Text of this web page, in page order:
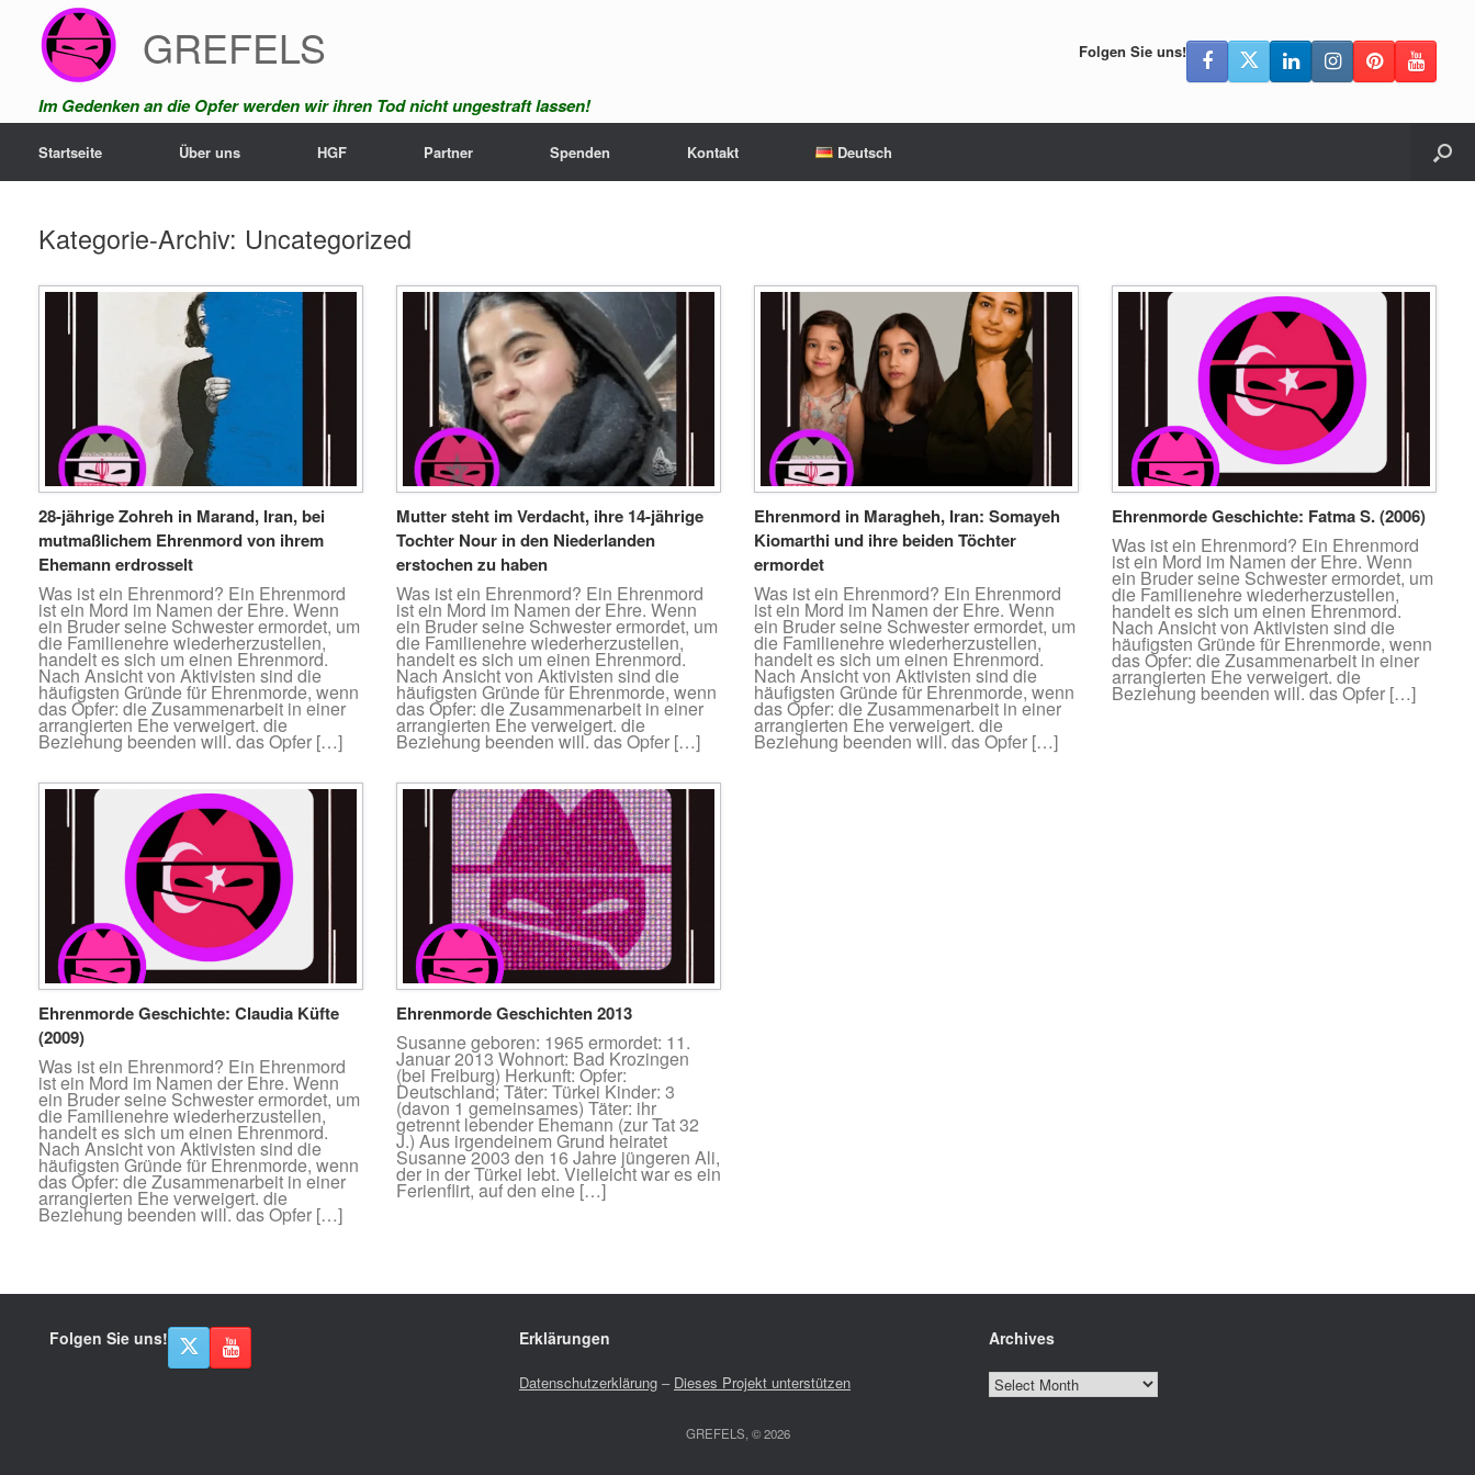
springen
GREFELS
Im Gedenken an die Opfer werden wir ihren Tod nicht ungestraft lassen!
Folgen Sie uns!
Startseite Über uns HGF Partner Spenden Kontakt Deutsch
Kategorie-Archiv: Uncategorized
28-jährige Zohreh in Marand, Iran, bei
mutmaßlichem Ehrenmord von ihrem
Ehemann erdrosselt
Was ist ein Ehrenmord? Ein Ehrenmord
ist ein Mord im Namen der Ehre. Wenn
ein Bruder seine Schwester ermordet, um
die Familienehre wiederherzustellen,
handelt es sich um einen Ehrenmord.
Nach Ansicht von Aktivisten sind die
häufigsten Gründe für Ehrenmorde, wenn
das Opfer: die Zusammenarbeit in einer
arrangierten Ehe verweigert. die
Beziehung beenden will. das Opfer […]
Mutter steht im Verdacht, ihre 14-jährige
Tochter Nour in den Niederlanden
erstochen zu haben
Was ist ein Ehrenmord? Ein Ehrenmord
ist ein Mord im Namen der Ehre. Wenn
ein Bruder seine Schwester ermordet, um
die Familienehre wiederherzustellen,
handelt es sich um einen Ehrenmord.
Nach Ansicht von Aktivisten sind die
häufigsten Gründe für Ehrenmorde, wenn
das Opfer: die Zusammenarbeit in einer
arrangierten Ehe verweigert. die
Beziehung beenden will. das Opfer […]
Ehrenmord in Maragheh, Iran: Somayeh
Kiomarthi und ihre beiden Töchter
ermordet
Was ist ein Ehrenmord? Ein Ehrenmord
ist ein Mord im Namen der Ehre. Wenn
ein Bruder seine Schwester ermordet, um
die Familienehre wiederherzustellen,
handelt es sich um einen Ehrenmord.
Nach Ansicht von Aktivisten sind die
häufigsten Gründe für Ehrenmorde, wenn
das Opfer: die Zusammenarbeit in einer
arrangierten Ehe verweigert. die
Beziehung beenden will. das Opfer […]
Ehrenmorde Geschichte: Fatma S. (2006)
Was ist ein Ehrenmord? Ein Ehrenmord
ist ein Mord im Namen der Ehre. Wenn
ein Bruder seine Schwester ermordet, um
die Familienehre wiederherzustellen,
handelt es sich um einen Ehrenmord.
Nach Ansicht von Aktivisten sind die
häufigsten Gründe für Ehrenmorde, wenn
das Opfer: die Zusammenarbeit in einer
arrangierten Ehe verweigert. die
Beziehung beenden will. das Opfer […]
Ehrenmorde Geschichte: Claudia Küfte
(2009)
Was ist ein Ehrenmord? Ein Ehrenmord
ist ein Mord im Namen der Ehre. Wenn
ein Bruder seine Schwester ermordet, um
die Familienehre wiederherzustellen,
handelt es sich um einen Ehrenmord.
Nach Ansicht von Aktivisten sind die
häufigsten Gründe für Ehrenmorde, wenn
das Opfer: die Zusammenarbeit in einer
arrangierten Ehe verweigert. die
Beziehung beenden will. das Opfer […]
Ehrenmorde Geschichten 2013
Susanne geboren: 1965 ermordet: 11.
Januar 2013 Wohnort: Bad Krozingen
(bei Freiburg) Herkunft: Opfer:
Deutschland; Täter: Türkei Kinder: 3
(davon 1 gemeinsames) Täter: ihr
getrennt lebender Ehemann (zur Tat 32
J.) Aus irgendeinem Grund heiratet
Susanne 2003 den 16 Jahre jüngeren Ali,
der in der Türkei lebt. Vielleicht war es ein
Ferienflirt, auf den eine […]
Folgen Sie uns! Erklärungen
Datenschutzerklärung– Dieses Projekt unterstützen
Archives
Archives
GREFELS, © 2026